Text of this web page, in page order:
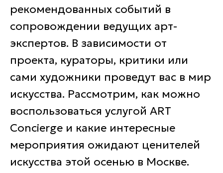
рекомендованных событий в
сопровождении ведущих арт-
экспертов. В зависимости от
проекта, кураторы, критики или
сами художники проведут вас в мир
искусства. Рассмотрим, как можно
воспользоваться услугой ART
Concierge и какие интересные
мероприятия ожидают ценителей
искусства этой осенью в Москве.